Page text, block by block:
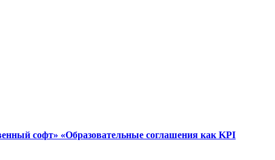
софт» «Образовательные соглашения как KPI